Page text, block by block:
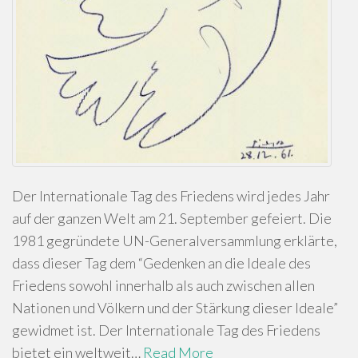
Der Internationale Tag des Friedens wird jedes Jahr
auf der ganzen Welt am 21. September gefeiert. Die
1981 gegründete UN-Generalversammlung erklärte,
dass dieser Tag dem “Gedenken an die Ideale des
Friedens sowohl innerhalb als auch zwischen allen
Nationen und Völkern und der Stärkung dieser Ideale”
gewidmet ist. Der Internationale Tag des Friedens
bietet ein weltweit… Read More